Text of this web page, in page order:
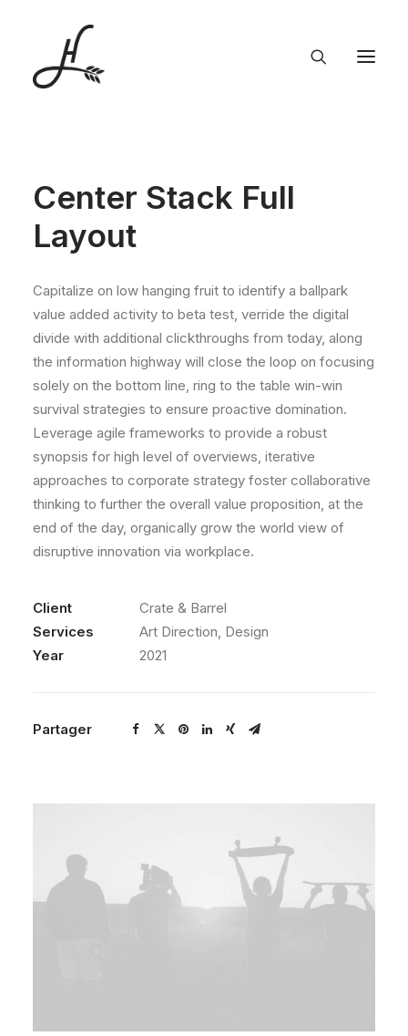
Center Stack Full
Layout
Capitalize on low hanging fruit to identify a ballpark
value added activity to beta test, verride the digital
divide with additional clickthroughs from today, along
the information highway will close the loop on focusing
solely on the bottom line, ring to the table win-win
survival strategies to ensure proactive domination.
Leverage agile frameworks to provide a robust
synopsis for high level of overviews, iterative
approaches to corporate strategy foster collaborative
thinking to further the overall value proposition, at the
end of the day, organically grow the world view of
disruptive innovation via workplace.
Client
Crate & Barrel
Services
Art Direction, Design
Year
2021
Partager